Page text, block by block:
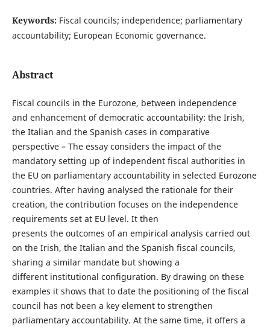
Keywords: Fiscal councils; independence; parliamentary
accountability; European Economic governance.
Abstract
Fiscal councils in the Eurozone, between independence
and enhancement of democratic accountability: the Irish,
the Italian and the Spanish cases in comparative
perspective – The essay considers the impact of the
mandatory setting up of independent fiscal authorities in
the EU on parliamentary accountability in selected Eurozone
countries. After having analysed the rationale for their
creation, the contribution focuses on the independence
requirements set at EU level. It then
presents the outcomes of an empirical analysis carried out
on the Irish, the Italian and the Spanish fiscal councils,
sharing a similar mandate but showing a
different institutional configuration. By drawing on these
examples it shows that to date the positioning of the fiscal
council has not been a key element to strengthen
parliamentary accountability. At the same time, it offers a